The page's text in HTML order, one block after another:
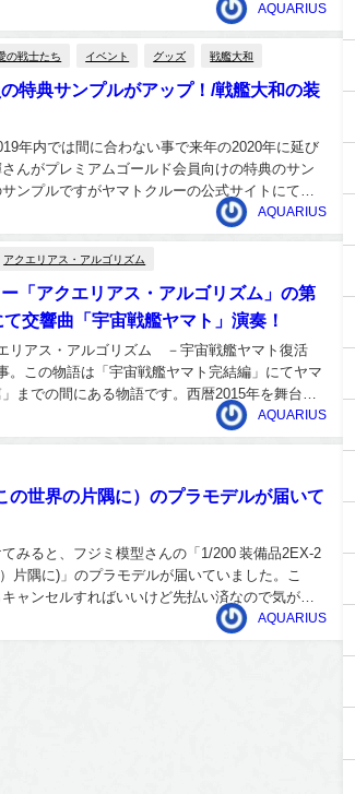
AQUARIUS
の戦士たち イベント グッズ 戦艦大和
特典サンプルがアップ！/戦艦大和の装
年内では間に合わない事で来年の2020年に延び
んがプレミアムゴールド会員向けの特典のサン
ンプルですがヤマトクルーの公式サイトにてイ
なっていま...
AQUARIUS
アクエリアス・アルゴリズム
「アクエリアス・アルゴリズム」の第
交響曲「宇宙戦艦ヤマト」演奏！
リアス・アルゴリズム －宇宙戦艦ヤマト復活
この物語は「宇宙戦艦ヤマト完結編」にてヤマ
までの間にある物語です。西暦2015年を舞台と
くる。謎の戦...
AQUARIUS
世界の片隅に）のプラモデルが届いて
みると、フジミ模型さんの「1/200 装備品2EX-2
片隅に)」のプラモデルが届いていました。こ
ャンセルすればいいけど先払い済なので気が付
...
AQUARIUS